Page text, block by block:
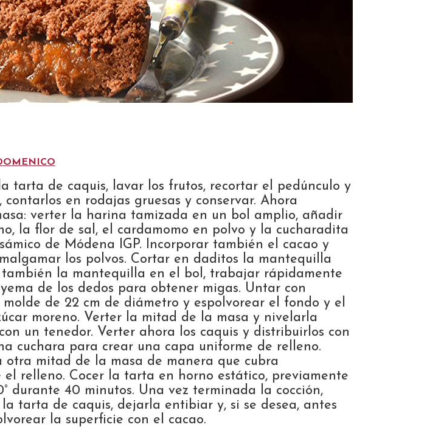
tarta de caquis, lavar los frutos, recortar el pedúnculo y
en rodajas gruesas y conservar. Ahora
verter la harina tamizada en un bol amplio, añadir
la flor de sal, el cardamomo en polvo y la cucharadita
de Módena IGP. Incorporar también el cacao y
los polvos. Cortar en daditos la mantequilla
la mantequilla en el bol, trabajar rápidamente
de los dedos para obtener migas. Untar con
de 22 cm de diámetro y espolvorear el fondo y el
moreno. Verter la mitad de la masa y nivelarla
un tenedor. Verter ahora los caquis y distribuirlos con
cuchara para crear una capa uniforme de relleno.
otra mitad de la masa de manera que cubra
el relleno. Cocer la tarta en horno estático, previamente
durante 40 minutos. Una vez terminada la cocción,
tarta de caquis, dejarla entibiar y, si se desea, antes
la superficie con el cacao.